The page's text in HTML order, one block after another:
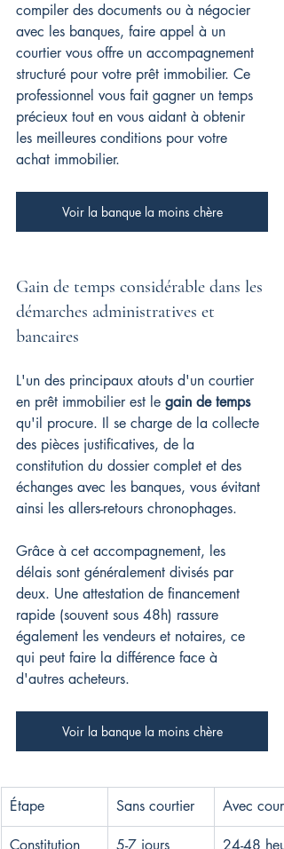
compiler des documents ou à négocier
avec les banques, faire appel à un
courtier vous offre un accompagnement
structuré pour votre prêt immobilier. Ce
professionnel vous fait gagner un temps
précieux tout en vous aidant à obtenir
les meilleures conditions pour votre
achat immobilier.
Voir la banque la moins chère
Gain de temps considérable dans les
démarches administratives et
bancaires
L'un des principaux atouts d'un courtier
en prêt immobilier est le gain de temps
qu'il procure. Il se charge de la collecte
des pièces justificatives, de la
constitution du dossier complet et des
échanges avec les banques, vous évitant
ainsi les allers-retours chronophages.
Grâce à cet accompagnement, les
délais sont généralement divisés par
deux. Une attestation de financement
rapide (souvent sous 48h) rassure
également les vendeurs et notaires, ce
qui peut faire la différence face à
d'autres acheteurs.
Voir la banque la moins chère
Étape Sans courtier Avec
Constitution 5-7 jours 24-48